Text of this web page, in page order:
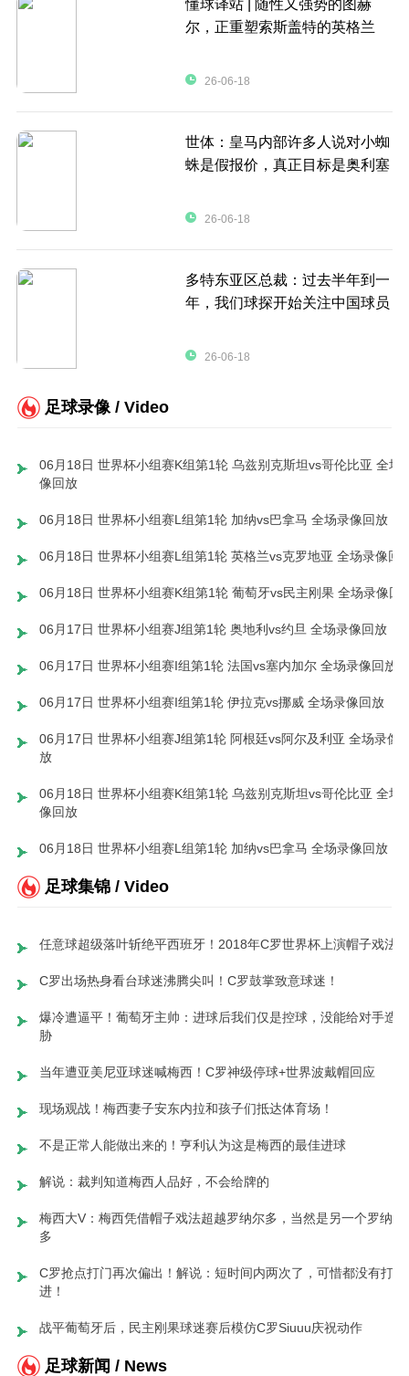
懂球译站 | 随性又强势的图赫
尔，正重塑索斯盖特的英格兰
26-06-18
世体：皇马内部许多人说对小蜘
蛛是假报价，真正目标是奥利塞
26-06-18
多特东亚区总裁：过去半年到一
年，我们球探开始关注中国球员
26-06-18
足球录像 / Video
06月18日 世界杯小组赛K组第1轮 乌兹别克斯坦vs哥伦比亚 全场
像回放
06月18日 世界杯小组赛L组第1轮 加纳vs巴拿马 全场录像回放
06月18日 世界杯小组赛L组第1轮 英格兰vs克罗地亚 全场录像回
06月18日 世界杯小组赛K组第1轮 葡萄牙vs民主刚果 全场录像回
06月17日 世界杯小组赛J组第1轮 奥地利vs约旦 全场录像回放
06月17日 世界杯小组赛I组第1轮 法国vs塞内加尔 全场录像回放
06月17日 世界杯小组赛I组第1轮 伊拉克vs挪威 全场录像回放
06月17日 世界杯小组赛J组第1轮 阿根廷vs阿尔及利亚 全场录像
放
06月18日 世界杯小组赛K组第1轮 乌兹别克斯坦vs哥伦比亚 全场
像回放
06月18日 世界杯小组赛L组第1轮 加纳vs巴拿马 全场录像回放
足球集锦 / Video
任意球超级落叶斩绝平西班牙！2018年C罗世界杯上演帽子戏法！
C罗出场热身看台球迷沸腾尖叫！C罗鼓掌致意球迷！
爆冷遭逼平！葡萄牙主帅：进球后我们仅是控球，没能给对手造威
胁
当年遭亚美尼亚球迷喊梅西！C罗神级停球+世界波戴帽回应
现场观战！梅西妻子安东内拉和孩子们抵达体育场！
不是正常人能做出来的！亨利认为这是梅西的最佳进球
解说：裁判知道梅西人品好，不会给牌的
梅西大V：梅西凭借帽子戏法超越罗纳尔多，当然是另一个罗纳尔
多
C罗抢点打门再次偏出！解说：短时间内两次了，可惜都没有打
进！
战平葡萄牙后，民主刚果球迷赛后模仿C罗Siuuu庆祝动作
足球新闻 / News